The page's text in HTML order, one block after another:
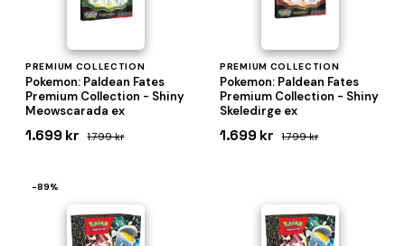
PREMIUM COLLECTION
Pokemon: Paldean Fates
Premium Collection - Shiny
Meowscarada ex
1.699 kr 1.799 kr
PREMIUM COLLECTION
Pokemon: Paldean Fates
Premium Collection - Shiny
Skeledirge ex
1.699 kr 1.799 kr
−89%